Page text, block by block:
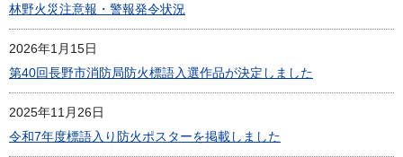
林野火災注意報・警報発令状況
2026年1月15日
第40回長野市消防局防火標語入選作品が決定しました
2025年11月26日
令和7年度標語入り防火ポスターを掲載しました